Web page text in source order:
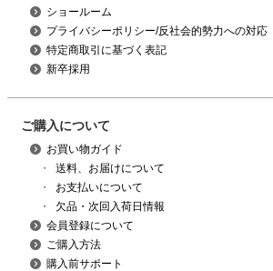
ショールーム
プライバシーポリシー/反社会的勢力への対応
特定商取引に基づく表記
新卒採用
ご購入について
お買い物ガイド
・
送料、お届けについて
・
お支払いについて
・
欠品・次回入荷日情報
会員登録について
ご購入方法
購入前サポート